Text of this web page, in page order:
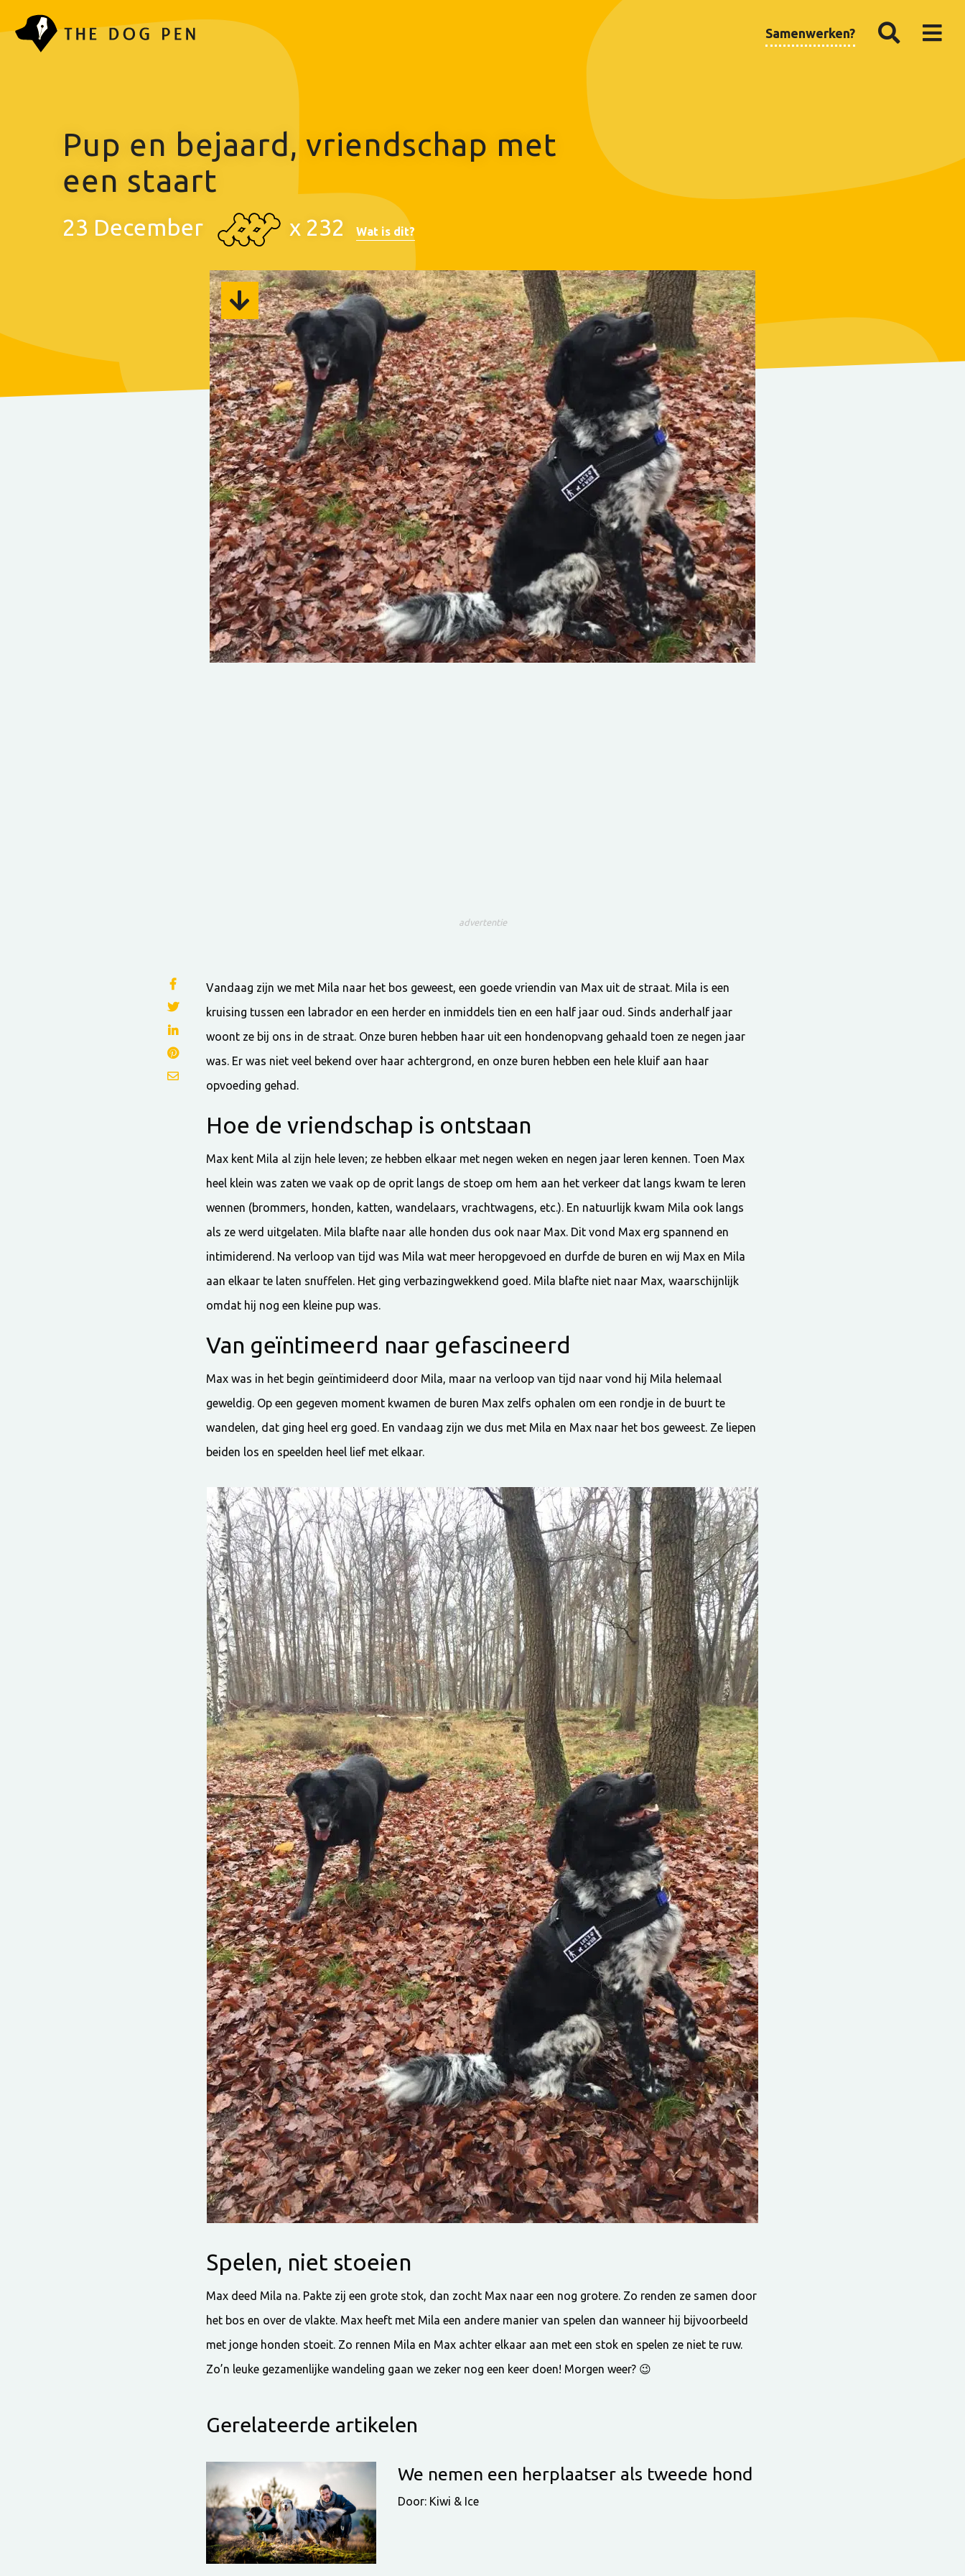
Samenwerken?
Pup en bejaard, vriendschap met
een staart
23 December x 232 Wat is dit?
advertentie
Vandaag zijn we met Mila naar het bos geweest, een goede vriendin van Max uit de straat. Mila is een
kruising tussen een labrador en een herder en inmiddels tien en een half jaar oud. Sinds anderhalf jaar
woont ze bij ons in de straat. Onze buren hebben haar uit een hondenopvang gehaald toen ze negen jaar
was. Er was niet veel bekend over haar achtergrond, en onze buren hebben een hele kluif aan haar
opvoeding gehad.
Hoe de vriendschap is ontstaan
Max kent Mila al zijn hele leven; ze hebben elkaar met negen weken en negen jaar leren kennen. Toen Max
heel klein was zaten we vaak op de oprit langs de stoep om hem aan het verkeer dat langs kwam te leren
wennen (brommers, honden, katten, wandelaars, vrachtwagens, etc.). En natuurlijk kwam Mila ook langs
als ze werd uitgelaten. Mila blafte naar alle honden dus ook naar Max. Dit vond Max erg spannend en
intimiderend. Na verloop van tijd was Mila wat meer heropgevoed en durfde de buren en wij Max en Mila
aan elkaar te laten snuffelen. Het ging verbazingwekkend goed. Mila blafte niet naar Max, waarschijnlijk
omdat hij nog een kleine pup was.
Van geïntimeerd naar gefascineerd
Max was in het begin geïntimideerd door Mila, maar na verloop van tijd naar vond hij Mila helemaal
geweldig. Op een gegeven moment kwamen de buren Max zelfs ophalen om een rondje in de buurt te
wandelen, dat ging heel erg goed. En vandaag zijn we dus met Mila en Max naar het bos geweest. Ze liepen
beiden los en speelden heel lief met elkaar.
Spelen, niet stoeien
Max deed Mila na. Pakte zij een grote stok, dan zocht Max naar een nog grotere. Zo renden ze samen door
het bos en over de vlakte. Max heeft met Mila een andere manier van spelen dan wanneer hij bijvoorbeeld
met jonge honden stoeit. Zo rennen Mila en Max achter elkaar aan met een stok en spelen ze niet te ruw.
Zo’n leuke gezamenlijke wandeling gaan we zeker nog een keer doen! Morgen weer? 😉
Gerelateerde artikelen
We nemen een herplaatser als tweede hond
Door: Kiwi & Ice